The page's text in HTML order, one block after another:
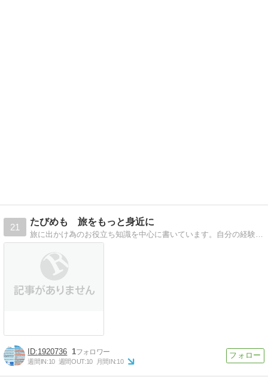
21
たびめも 旅をもっと身近に
旅に出かけ為のお役立ち知識を中心に書いています。自分の経験がどこかの誰かのお役に立てればうれしいです！
1920736 1
週間IN:10 週間OUT:10 月間IN:10